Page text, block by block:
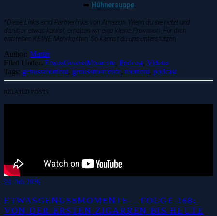
➡️ Hühnersuppe
*Diese Links sind Partnerlinks von Amazon. Wenn du sie nutzt und
darüber etwas kaufst, erhalten wir eine kleine Provision. Für dich
entstehen KEINE Mehrkosten. So kannst du uns unterstützen.
Author: Martin
Filed Under: EtwasGenussMomente, Podcast, Videos
Tags: genussmoment, genussmomente, moment, podcast
RELATED POSTS
24. Juli 2026
ETWASGENUSSMOMENTE – FOLGE 168:
VON DER ERSTEN ZIGARREN BIS HEUTE